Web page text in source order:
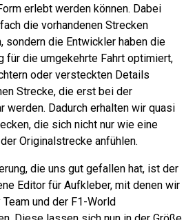
erlebt werden können. Dabei
die vorhandenen Strecken
sondern die Entwickler haben die
für die umgekehrte Fahrt optimiert,
oder versteckten Details
Strecke, die erst bei der
werden. Dadurch erhalten wir quasi
die sich nicht nur wie eine
Originalstrecke anfühlen.
die uns gut gefallen hat, ist der
Editor für Aufkleber, mit denen wir
und der F1-World